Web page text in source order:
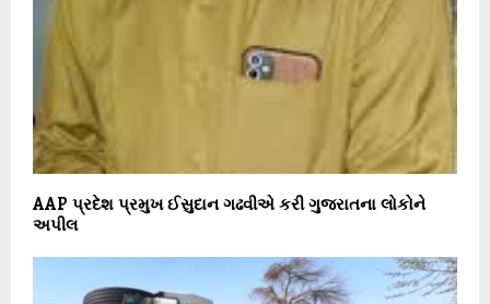
AAP પ્રદેશ પ્રમુખ ઈસુદાન ગઢવીએ કરી ગુજરાતના લોકોને
અપીલ